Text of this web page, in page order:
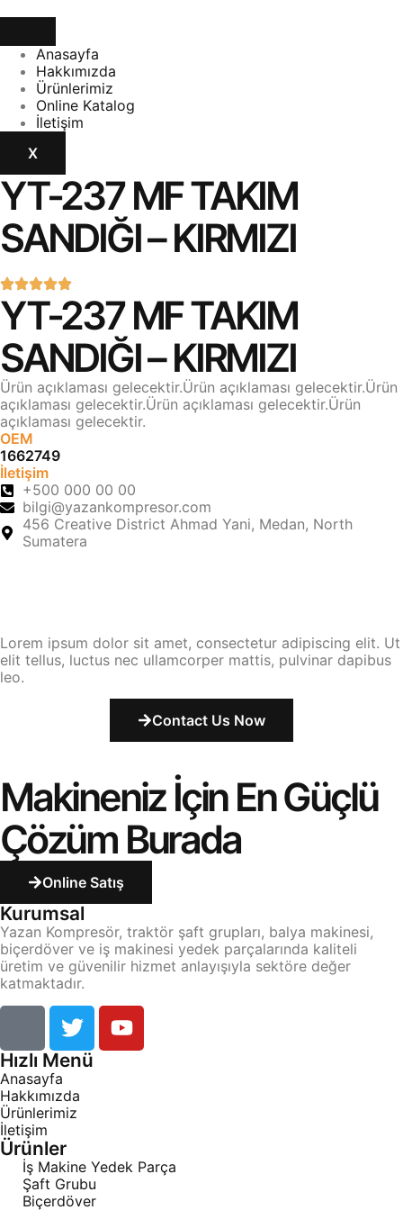
Anasayfa
Hakkımızda
Ürünlerimiz
Online Katalog
İletişim
X
YT-237 MF TAKIM
SANDIĞI – KIRMIZI
YT-237 MF TAKIM
SANDIĞI – KIRMIZI
Ürün açıklaması gelecektir.Ürün açıklaması gelecektir.Ürün
açıklaması gelecektir.Ürün açıklaması gelecektir.Ürün
açıklaması gelecektir.
OEM
1662749
İletişim
+500 000 00 00
bilgi@yazankompresor.com
456 Creative District Ahmad Yani, Medan, North
Sumatera
Lorem ipsum dolor sit amet, consectetur adipiscing elit. Ut
elit tellus, luctus nec ullamcorper mattis, pulvinar dapibus
leo.
Contact Us Now
Makineniz İçin En Güçlü
Çözüm Burada
Online Satış
Kurumsal
Yazan Kompresör, traktör şaft grupları, balya makinesi,
biçerdöver ve iş makinesi yedek parçalarında kaliteli
üretim ve güvenilir hizmet anlayışıyla sektöre değer
katmaktadır.
Hızlı Menü
Anasayfa
Hakkımızda
Ürünlerimiz
İletişim
Ürünler
İş Makine Yedek Parça
Şaft Grubu
Biçerdöver